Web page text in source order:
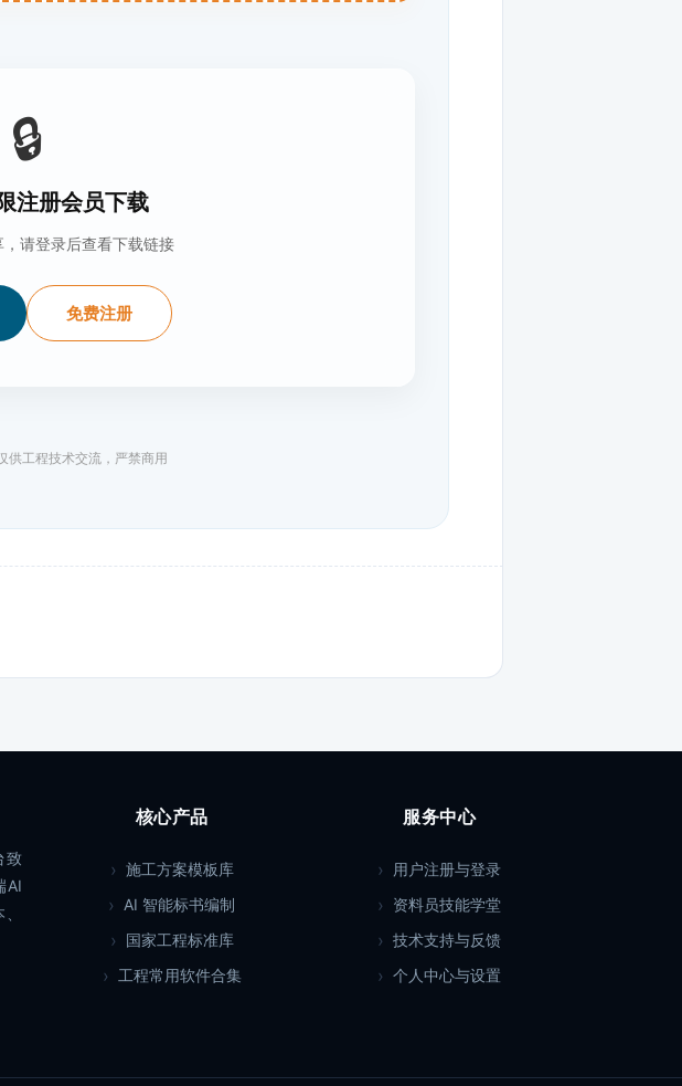
🔒
注册会员下载
请登录后查看下载链接
免费注册
供工程技术交流，严禁商用
致
AI
核心产品
施工方案模板库
AI 智能标书编制
国家工程标准库
工程常用软件合集
服务中心
用户注册与登录
资料员技能学堂
技术支持与反馈
个人中心与设置